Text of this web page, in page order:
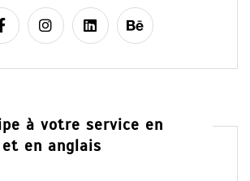
à votre service en
en anglais